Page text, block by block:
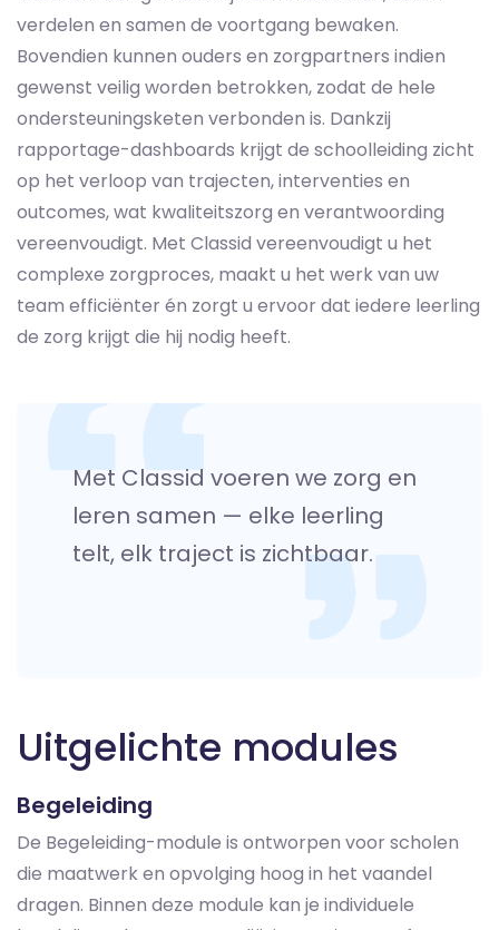
verdelen en samen de voortgang bewaken.
Bovendien kunnen ouders en zorgpartners indien
gewenst veilig worden betrokken, zodat de hele
ondersteuningsketen verbonden is. Dankzij
rapportage-dashboards krijgt de schoolleiding zicht
op het verloop van trajecten, interven­ties en
outcomes, wat kwaliteits­zorg en verantwoording
vereenvoudigt. Met Classid vereenvoudigt u het
complexe zorgproces, maakt u het werk van uw
team efficiënter én zorgt u ervoor dat iedere leerling
de zorg krijgt die hij nodig heeft.
Met Classid voeren we zorg en
leren samen — elke leerling
telt, elk traject is zichtbaar.
Uitgelichte modules
Begeleiding
De Begeleiding-module is ontworpen voor scholen
die maatwerk en opvolging hoog in het vaandel
dragen. Binnen deze module kan je individuele